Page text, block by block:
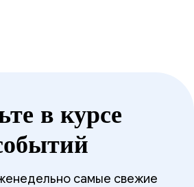
в курсе
самые свежие